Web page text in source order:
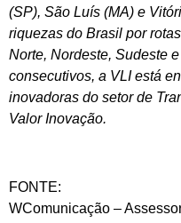
(SP), São Luís (MA) e
riquezas do Brasil por
Norte, Nordeste, Sudeste
consecutivos, a VLI está
inovadoras do setor de
Valor Inovação.
FONTE:
WComunicação –